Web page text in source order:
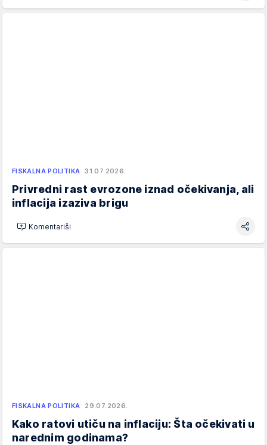
FISKALNA POLITIKA 31.07.2026.
Privredni rast evrozone iznad očekivanja, ali
inflacija izaziva brigu
Komentariši
FISKALNA POLITIKA 29.07.2026.
Kako ratovi utiču na inflaciju: Šta očekivati u
narednim godinama?